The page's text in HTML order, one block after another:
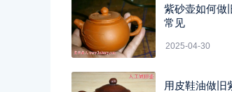
紫砂壶如何做
常见
2025-04-30
用皮鞋油做旧